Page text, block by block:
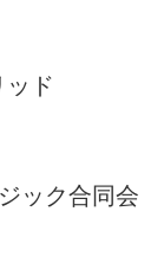
ッド
ック合同会